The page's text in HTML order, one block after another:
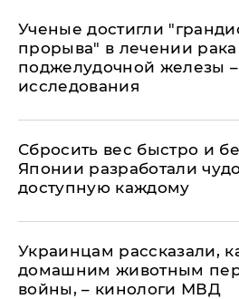
Ученые достигли
прорыва" в лечении рака
поджелудочной железы –
исследования
Сбросить вес быстро и
Японии разработали
доступную каждому
Украинцам рассказали,
домашним животным
войны, – кинологи МВД